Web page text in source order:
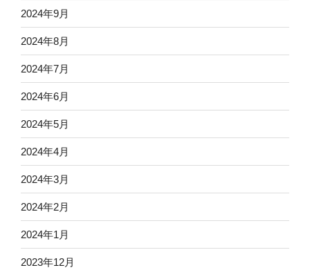
2024年9月
2024年8月
2024年7月
2024年6月
2024年5月
2024年4月
2024年3月
2024年2月
2024年1月
2023年12月